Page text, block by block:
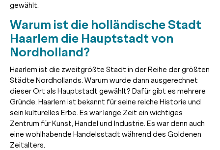
gewählt.
Warum ist die holländische Stadt
Haarlem die Hauptstadt von
Nordholland?
Haarlem ist die zweitgrößte Stadt in der Reihe der größten
Städte Nordhollands. Warum wurde dann ausgerechnet
dieser Ort als Hauptstadt gewählt? Dafür gibt es mehrere
Gründe. Haarlem ist bekannt für seine reiche Historie und
sein kulturelles Erbe. Es war lange Zeit ein wichtiges
Zentrum für Kunst, Handel und Industrie. Es war denn auch
eine wohlhabende Handelsstadt während des Goldenen
Zeitalters.